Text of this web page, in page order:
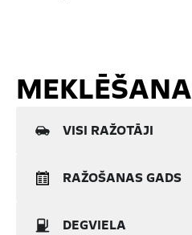
MEKLĒŠANA
VISI RAŽOTĀJI
Citroen
RAŽOŠANAS GADS
No: DEGVIELA